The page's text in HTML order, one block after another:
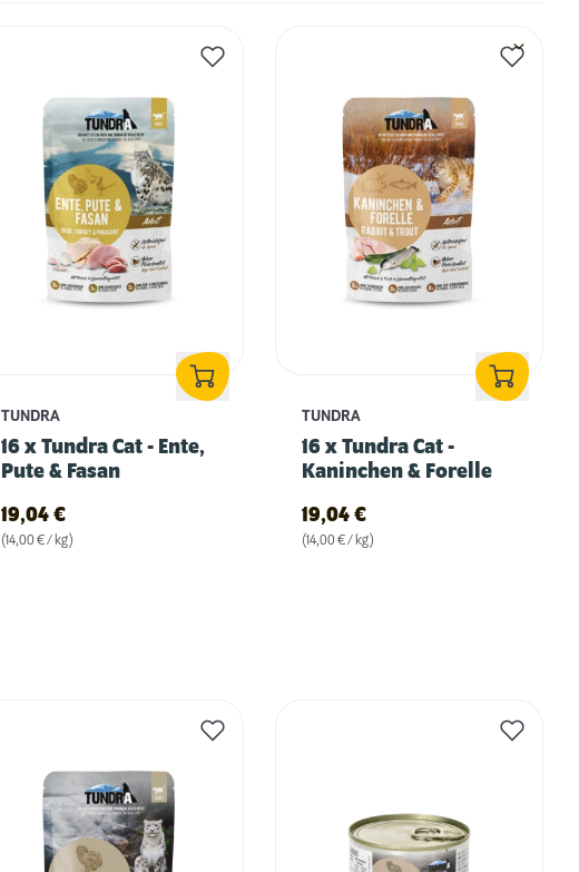
TUNDRA
16 x Tundra Cat - Ente,
Pute & Fasan
19,04 €
(14,00 € / kg)
TUNDRA
16 x Tundra Cat -
Kaninchen & Forelle
19,04 €
(14,00 € / kg)